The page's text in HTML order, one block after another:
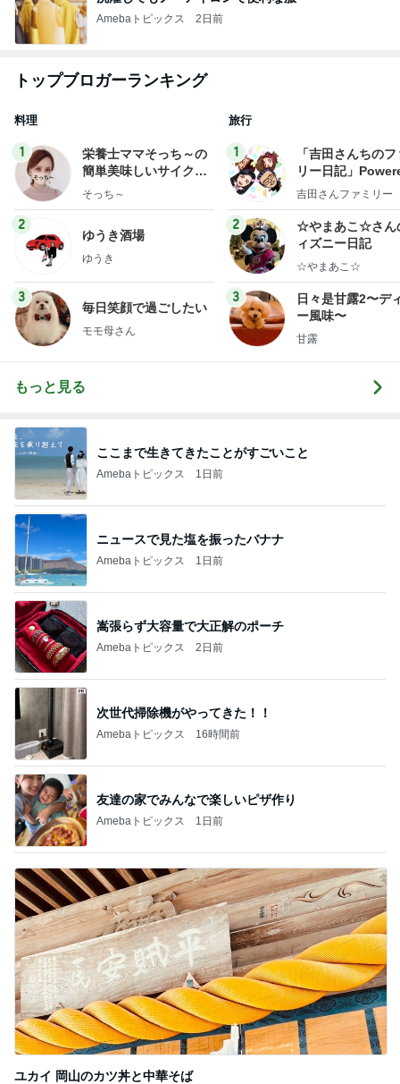
Amebaトピックス 2日前
トップブロガーランキング
料理
1
栄養士ママそっち～の
簡単美味しいサイクル
献立
そっち～
2
ゆうき酒場
ゆうき
3
毎日笑顔で過ごしたい
モモ母さん
旅行
1
「吉田さんちの
リー日記」
y Ameba 吉田さ
ログ
吉田さんファミリー
2
☆やまあこ☆さん
ィズニー日記
☆やまあこ☆
3
日々是甘露2〜デ
ー風味〜
甘露
もっと見る
ここまで生きてきたことがすごいこと
Amebaトピックス 1日前
ニュースで見た塩を振ったバナナ
Amebaトピックス 1日前
嵩張らず大容量で大正解のポーチ
Amebaトピックス 2日前
次世代掃除機がやってきた！！
Amebaトピックス 16時間前
友達の家でみんなで楽しいピザ作り
Amebaトピックス 1日前
ユカイ 岡山のカツ丼と中華そば